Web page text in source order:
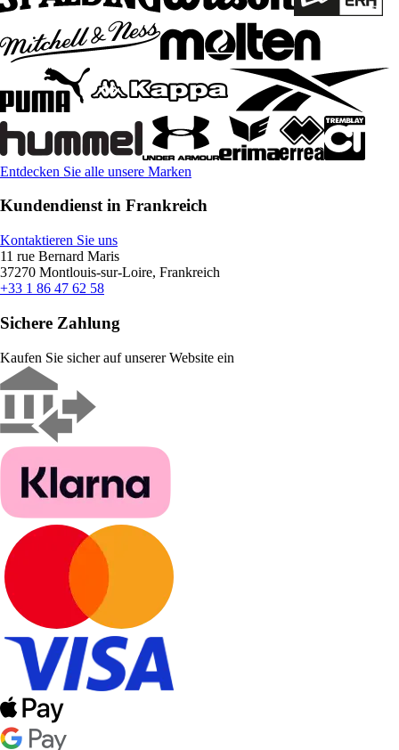
Entdecken Sie alle unsere Marken
Kundendienst in Frankreich
Kontaktieren Sie uns
11 rue Bernard Maris
37270 Montlouis-sur-Loire, Frankreich
+33 1 86 47 62 58
Sichere Zahlung
Kaufen Sie sicher auf unserer Website ein